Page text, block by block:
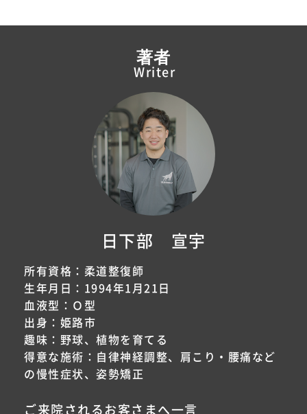
著者
Writer
日下部 宣宇
所有資格：柔道整復師
生年月日：1994年1月21日
血液型：Ｏ型
出身：姫路市
趣味：野球、植物を育てる
得意な施術：自律神経調整、肩こり・腰痛など
の慢性症状、姿勢矯正
ご来院されるお客さまへ一言